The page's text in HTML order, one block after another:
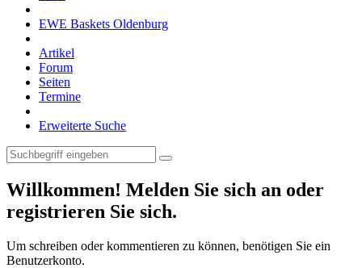
EWE Baskets Oldenburg
Artikel
Forum
Seiten
Termine
Erweiterte Suche
Willkommen! Melden Sie sich an oder
registrieren Sie sich.
Um schreiben oder kommentieren zu können, benötigen Sie ein
Benutzerkonto.